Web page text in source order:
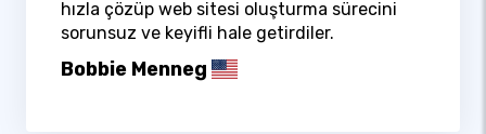
hızla çözüp web sitesi oluşturma sürecini
sorunsuz ve keyifli hale getirdiler.
Bobbie Menneg